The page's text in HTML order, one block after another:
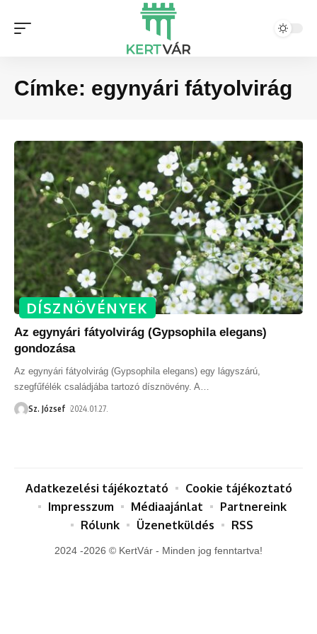
Címke: egynyári fátyolvirág
DÍSZNÖVÉNYEK
Az egynyári fátyolvirág (Gypsophila elegans)
gondozása
Az egynyári fátyolvirág (Gypsophila elegans) egy lágyszárú,
szegfűfélék családjába tartozó dísznövény. A
Sz. József 2024.01.27.
2024 -2026 © KertVár - Minden jog fenntartva!
Adatkezelési tájékoztató
Cookie tájékoztató
Impresszum
Médiaajánlat
Partnereink
Rólunk
Üzenetküldés RSS